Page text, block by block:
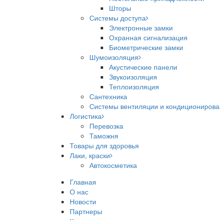
Шторы
Системы доступа
Электронные замки
Охранная сигнализация
Биометрические замки
Шумоизоляция
Акустические панели
Звукоизоляция
Теплоизоляция
Сантехника
Системы вентиляции и
Логистика
Перевозка
Таможня
Товары для здоровья
Лаки, краски
Автокосметика
Главная
О нас
Новости
Партнеры